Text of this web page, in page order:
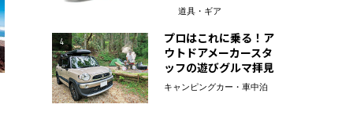
道具・ギア
4
プロはこれに乗る！ア
ウトドアメーカースタ
ッフの遊びグルマ拝見
キャンピングカー・車中泊